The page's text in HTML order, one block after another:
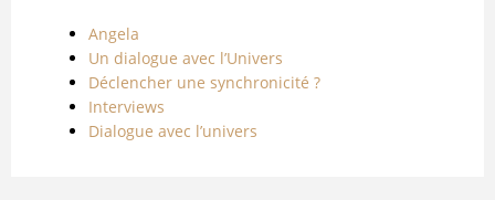
Angela
Un dialogue avec l’Univers
Déclencher une synchronicité ?
Interviews
Dialogue avec l’univers